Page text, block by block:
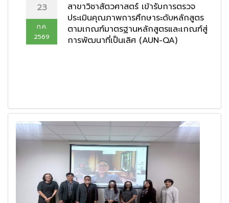
23
ก.ค.
2569
สาขาวิชาสัตวศาสตร์ เข้ารับการตรวจ
ประเมินคุณภาพการศึกษาระดับหลักสูตร
ตามเกณฑ์มาตรฐานหลักสูตรและเกณฑ์สู่
การพัฒนาที่เป็นเลิศ (AUN-QA)